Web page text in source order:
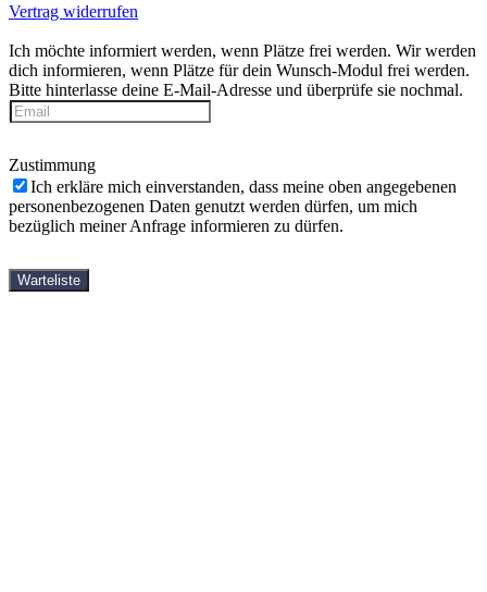
Vertrag widerrufen
Ich möchte informiert werden, wenn Plätze frei werden. Wir werden
dich informieren, wenn Plätze für dein Wunsch-Modul frei werden.
Bitte hinterlasse deine E-Mail-Adresse und überprüfe sie nochmal.
Zustimmung
Ich erkläre mich einverstanden, dass meine oben angegebenen
personenbezogenen Daten genutzt werden dürfen, um mich
bezüglich meiner Anfrage informieren zu dürfen.
Warteliste